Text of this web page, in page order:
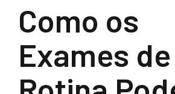
Como os
Exames de